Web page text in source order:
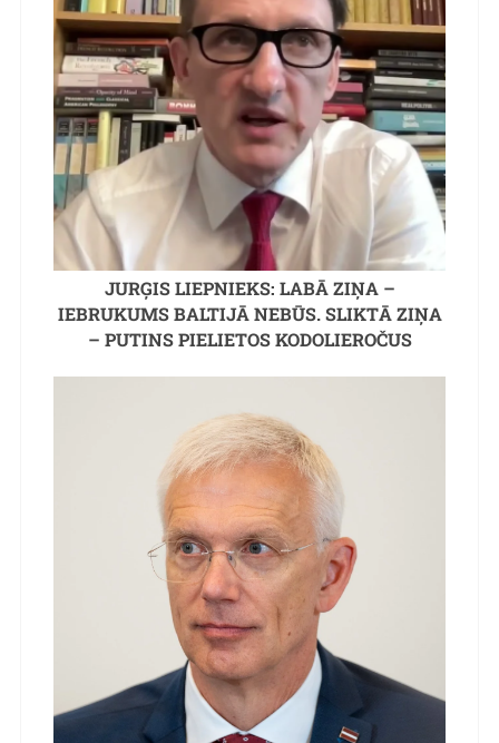
JURĢIS LIEPNIEKS: LABĀ ZIŅA –
IEBRUKUMS BALTIJĀ NEBŪS. SLIKTĀ ZIŅA
– PUTINS PIELIETOS KODOLIEROČUS